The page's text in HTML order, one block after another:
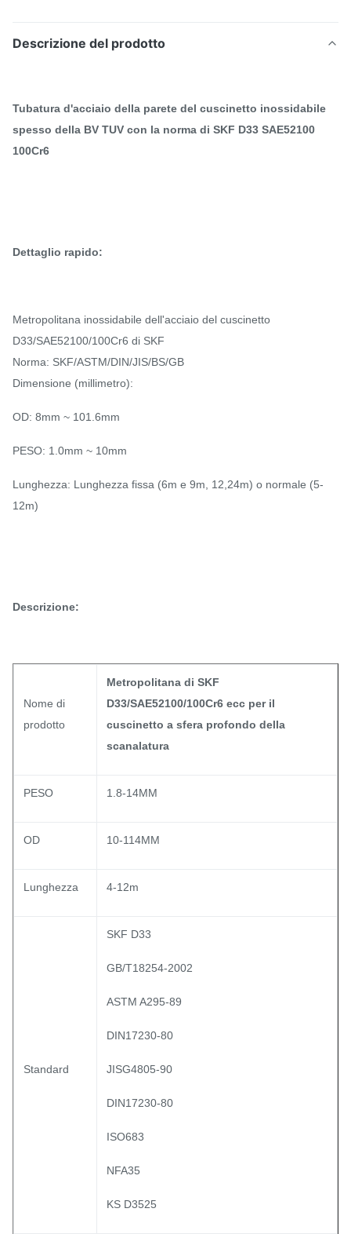
Descrizione del prodotto
Tubatura d'acciaio della parete del cuscinetto inossidabile
spesso della BV TUV con la norma di SKF D33 SAE52100
100Cr6
Dettaglio rapido:
Metropolitana inossidabile dell'acciaio del cuscinetto
D33/SAE52100/100Cr6 di SKF
Norma: SKF/ASTM/DIN/JIS/BS/GB
Dimensione (millimetro):
OD: 8mm ~ 101.6mm
PESO: 1.0mm ~ 10mm
Lunghezza: Lunghezza fissa (6m e 9m, 12,24m) o normale (5-
12m)
Descrizione:
Nome di
prodotto
Metropolitana di SKF
D33/SAE52100/100Cr6 ecc per il
cuscinetto a sfera profondo della
scanalatura
PESO 1.8-14MM
OD 10-114MM
Lunghezza 4-12m
Standard
SKF D33
GB/T18254-2002
ASTM A295-89
DIN17230-80
JISG4805-90
DIN17230-80
ISO683
NFA35
KS D3525